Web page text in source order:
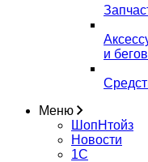
и
Меню
ШопНтойз
Новости
1C